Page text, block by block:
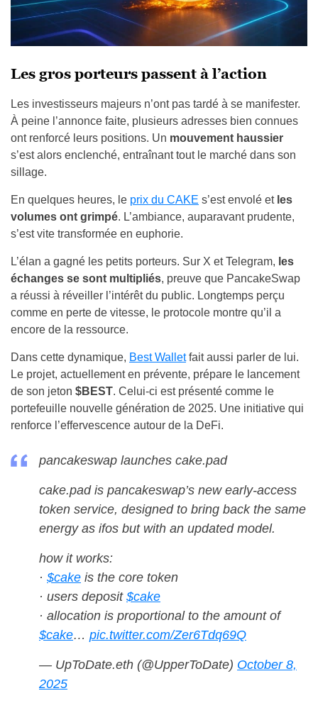
Les gros porteurs passent à l’action
Les investisseurs majeurs n’ont pas tardé à se manifester.
À peine l’annonce faite, plusieurs adresses bien connues
ont renforcé leurs positions. Un mouvement haussier
s’est alors enclenché, entraînant tout le marché dans son
sillage.
En quelques heures, le prix du CAKE s’est envolé et les
volumes ont grimpé. L’ambiance, auparavant prudente,
s’est vite transformée en euphorie.
L’élan a gagné les petits porteurs. Sur X et Telegram, les
échanges se sont multipliés, preuve que PancakeSwap
a réussi à réveiller l’intérêt du public. Longtemps perçu
comme en perte de vitesse, le protocole montre qu’il a
encore de la ressource.
Dans cette dynamique, Best Walletfait aussi parler de lui.
Le projet, actuellement en prévente, prépare le lancement
de son jeton $BEST. Celui-ci est présenté comme le
portefeuille nouvelle génération de 2025. Une initiative qui
renforce l’effervescence autour de la DeFi.
pancakeswap launches cake.pad
cake.pad is pancakeswap’s new early-access
token service, designed to bring back the same
energy as ifos but with an updated model.
how it works:
· $cake is the core token
· users deposit $cake
· allocation is proportional to the amount of
$cake… pic.twitter.com/Zer6Tdq69Q
— UpToDate.eth (@UpperToDate) October 8,
2025